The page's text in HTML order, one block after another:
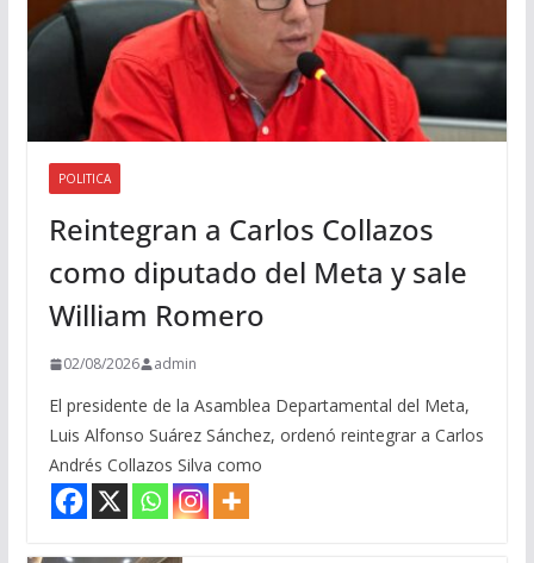
POLITICA
Reintegran a Carlos Collazos
como diputado del Meta y sale
William Romero
02/08/2026 admin
El presidente de la Asamblea Departamental del Meta,
Luis Alfonso Suárez Sánchez, ordenó reintegrar a Carlos
Andrés Collazos Silva como